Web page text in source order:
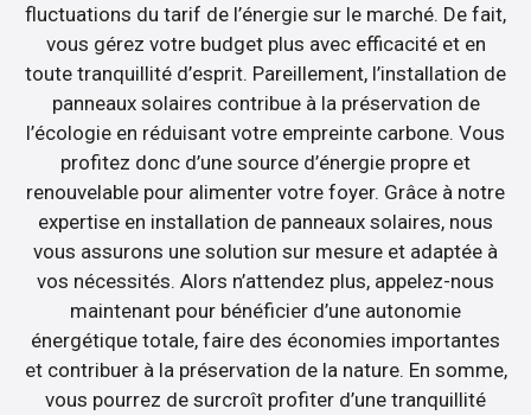
fluctuations du tarif de l’énergie sur le marché. De fait,
vous gérez votre budget plus avec efficacité et en
toute tranquillité d’esprit. Pareillement, l’installation de
panneaux solaires contribue à la préservation de
l’écologie en réduisant votre empreinte carbone. Vous
profitez donc d’une source d’énergie propre et
renouvelable pour alimenter votre foyer. Grâce à notre
expertise en installation de panneaux solaires, nous
vous assurons une solution sur mesure et adaptée à
vos nécessités. Alors n’attendez plus, appelez-nous
maintenant pour bénéficier d’une autonomie
énergétique totale, faire des économies importantes
et contribuer à la préservation de la nature. En somme,
vous pourrez de surcroît profiter d’une tranquillité